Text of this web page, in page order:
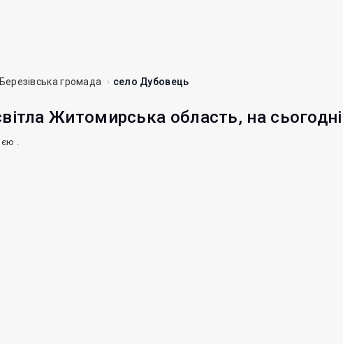
Березівська громада село Дубовець
Житомирська область, на
.